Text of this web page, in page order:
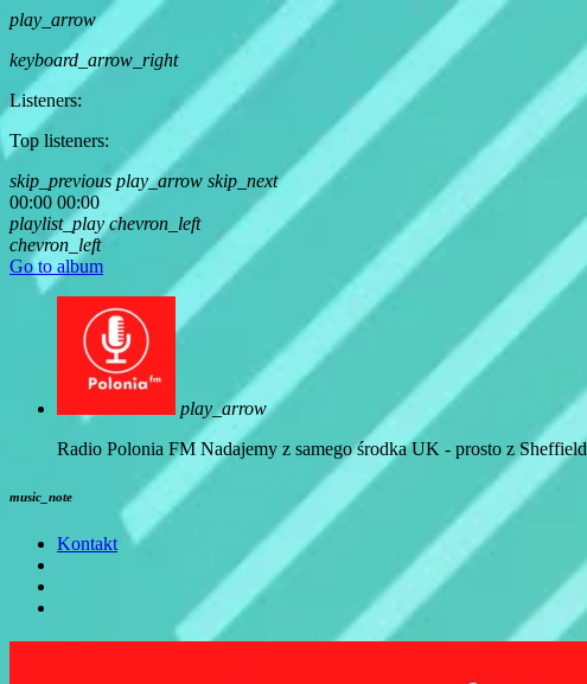
play_arrow
keyboard_arrow_right
Listeners:
Top listeners:
skip_previous play_arrow skip_next
00:00 00:00
playlist_play chevron_left
chevron_left
Go to album
play_arrow
Radio Polonia FM Nadajemy z samego środka UK - prosto z Sheffield
music_note
Kontakt